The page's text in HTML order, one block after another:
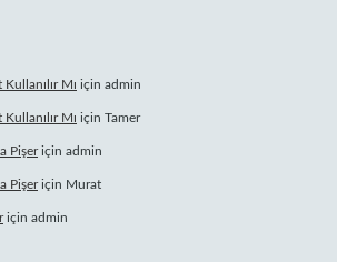
Mı için admin
Mı için Tamer
Pişeriçin admin
Pişeriçin Murat
için admin